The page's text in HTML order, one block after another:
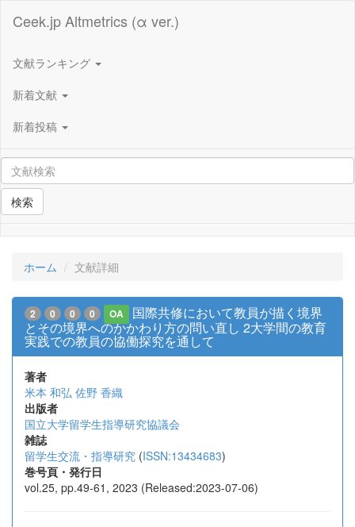
Ceek.jp Altmetrics (α ver.)
文献ランキング
新着文献
新着投稿
検索
ホーム 文献詳細
2 0 0 0 OA
国際共修において教員が描く境界
とその境界へのかかわり方の問い直し 2大学間の教育
実践での教員の協働探究を通して
著者
米本 和弘 佐野 香織
出版者
国立大学留学生指導研究協議会
雑誌
留学生交流・指導研究 (ISSN:13434683)
巻号頁・発行日
vol.25, pp.49-61, 2023 (Released:2023-07-06)